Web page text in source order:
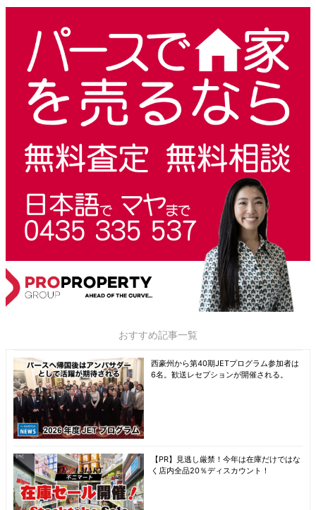
おすすめ記事一覧
西豪州から第40期JETプログラム参加者は
6名。歓送レセプションが開催される。
【PR】見逃し厳禁！今年は在庫だけではな
く店内全品20％ディスカウント！